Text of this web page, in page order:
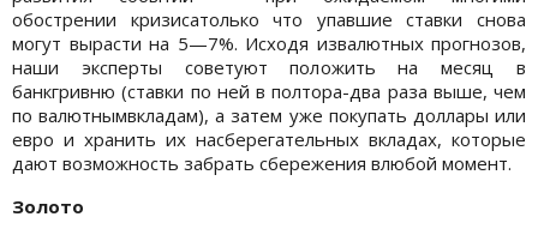
обострении кризисатолько что упавшие ставки снова
могут вырасти на 5—7%. Исходя извалютных прогнозов,
наши эксперты советуют положить на месяц в
банкгривню (ставки по ней в полтора-два раза выше, чем
по валютнымвкладам), а затем уже покупать доллары или
евро и хранить их насберегательных вкладах, которые
дают возможность забрать сбережения влюбой момент.
Золото